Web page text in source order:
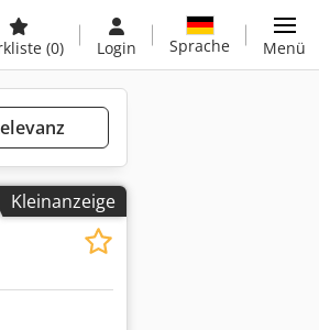
(0) Login Sprache Menü
Kleinanzeige